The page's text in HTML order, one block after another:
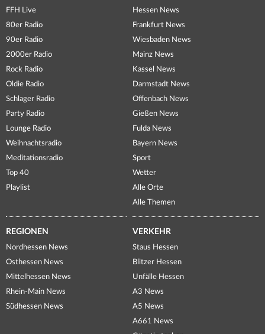
FFH Live
80er Radio
90er Radio
2000er Radio
Rock Radio
Oldie Radio
Schlager Radio
Party Radio
Lounge Radio
Weihnachtsradio
Meditationsradio
Top 40
Playlist
Hessen News
Frankfurt News
Wiesbaden News
Mainz News
Kassel News
Darmstadt News
Offenbach News
Gießen News
Fulda News
Bayern News
Sport
Wetter
Alle Orte
Alle Themen
REGIONEN
Nordhessen News
Osthessen News
Mittelhessen News
Rhein-Main News
Südhessen News
VERKEHR
Staus Hessen
Blitzer Hessen
Unfälle Hessen
A3 News
A5 News
A661 News